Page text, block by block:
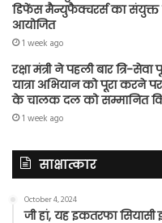
डिफेंस मैन्युफैक्चरर्स का
आयोजित
1 week ago
रक्षा मंत्री ने पहली बार त्रि-सेवा
यात्रा अभियान को पूरा करने
के चालक दल को सम्मानित
1 week ago
साक्षात्कार
October 4, 2024
जी हां, यह इकतरफा